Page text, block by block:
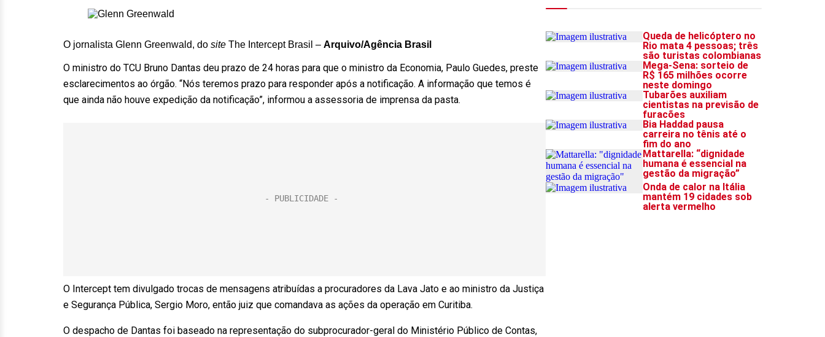
O jornalista Glenn Greenwald, do site The Intercept Brasil – Arquivo/Agência Brasil
O ministro do TCU Bruno Dantas deu prazo de 24 horas para que o ministro da Economia, Paulo Guedes, preste
esclarecimentos ao órgão. “Nós teremos prazo para responder após a notificação. A informação que temos é
que ainda não houve expedição da notificação”, informou a assessoria de imprensa da pasta.
O Intercept tem divulgado trocas de mensagens atribuídas a procuradores da Lava Jato e ao ministro da Justiça
e Segurança Pública, Sergio Moro, então juiz que comandava as ações da operação em Curitiba.
O despacho de Dantas foi baseado na representação do subprocurador-geral do Ministério Público de Contas,